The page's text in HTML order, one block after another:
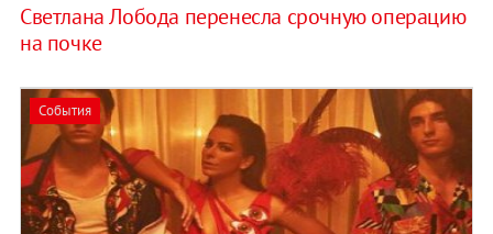
Светлана Лобода перенесла срочную операцию
на почке
События